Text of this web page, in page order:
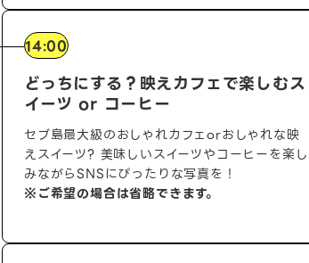
14:00
どっちにする？映えカフェで楽しむス
イーツ or コーヒー
セブ島最大級のおしゃれカフェorおしゃれな映
えスイーツ? 美味しいスイーツやコーヒーを楽し
みながらSNSにぴったりな写真を！
※ご希望の場合は省略できます。